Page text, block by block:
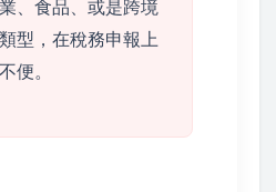
、食品、或是跨境
型，在稅務申報上
便。